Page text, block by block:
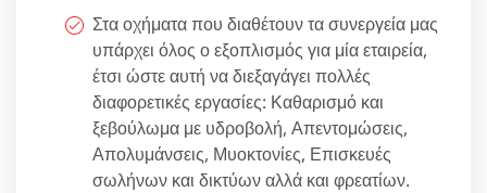
Στα οχήματα που διαθέτουν τα συνεργεία μας
υπάρχει όλος ο εξοπλισμός για μία εταιρεία,
έτσι ώστε αυτή να διεξαγάγει πολλές
διαφορετικές εργασίες: Καθαρισμό και
ξεβούλωμα με υδροβολή, Απεντομώσεις,
Απολυμάνσεις, Μυοκτονίες, Επισκευές
σωλήνων και δικτύων αλλά και φρεατίων.